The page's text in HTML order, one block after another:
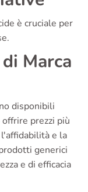
è cruciale per
Marca
disponibili
prezzi più
e la
generici
e di efficacia